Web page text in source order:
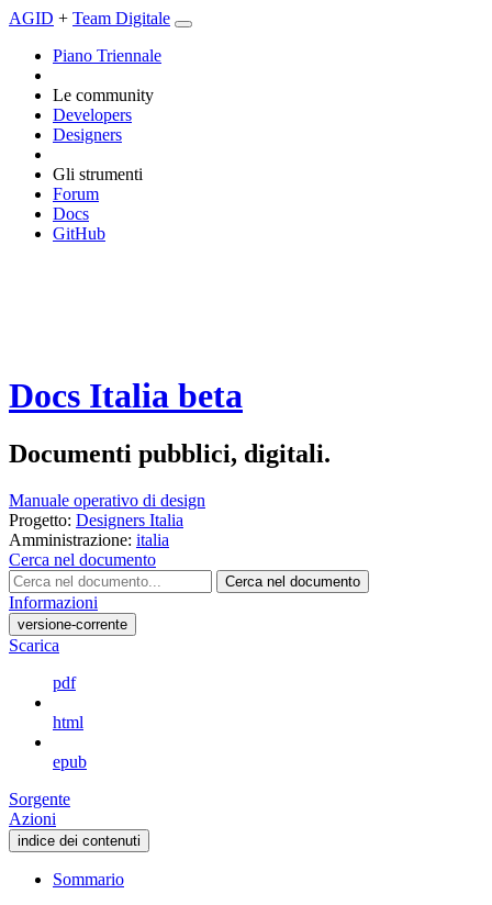
AGID + Team Digitale
Piano Triennale
Le community
Developers
Designers
Gli strumenti
Forum
Docs
GitHub
Docs Italia beta
Documenti pubblici, digitali.
Manuale operativo di design
Progetto: Designers Italia
Amministrazione: italia
Cerca nel documento
Cerca nel documento
Informazioni
versione-corrente
Scarica
pdf
html
epub
Sorgente
Azioni
indice dei contenuti
Sommario